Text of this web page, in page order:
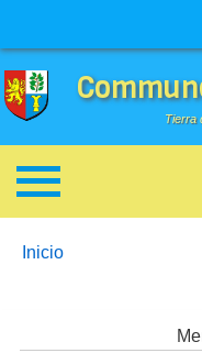
Tierra
Enlaces de ayuda
You are here:
Inicio